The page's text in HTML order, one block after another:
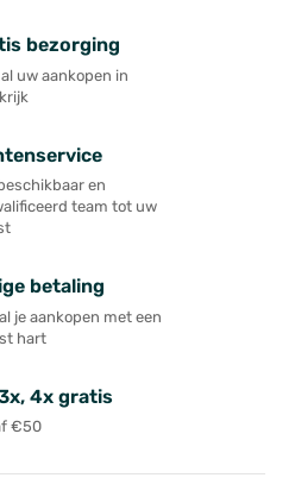
bezorging
uw aankopen in
en
team tot uw
betaling
je aankopen met een
hart
4x gratis
€50